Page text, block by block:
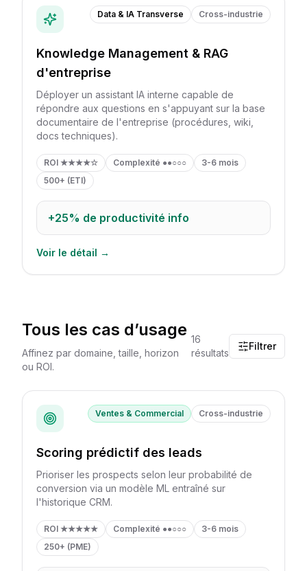
Data & IA Transverse Cross-industrie
Knowledge Management & RAG
d'entreprise
Déployer un assistant IA interne capable de
répondre aux questions en s'appuyant sur la base
documentaire de l'entreprise (procédures, wiki,
docs techniques).
ROI ★★★★☆ Complexité ●●○○○
3-6 mois
500+ (ETI)
+25% de productivité info
Voir le détail →
Tous les cas d’usage
Affinez par domaine, taille, horizon
ou ROI.
16
résultats
Filtrer
Ventes & Commercial Cross-industrie
Scoring prédictif des leads
Prioriser les prospects selon leur probabilité de
conversion via un modèle ML entraîné sur
l'historique CRM.
ROI ★★★★★ Complexité ●●○○○
3-6 mois
250+ (PME)